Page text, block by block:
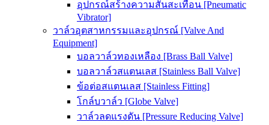
อุปกรณ์สร้างความสั่นสะเทือน [Pneumatic
Vibrator]
วาล์วอุตสาหกรรมและอุปกรณ์ [Valve And
Equipment]
บอลวาล์วทองเหลือง [Brass Ball Valve]
บอลวาล์วสแตนเลส [Stainless Ball Valve]
ข้อต่อสแตนเลส [Stainless Fitting]
โกล์บวาล์ว [Globe Valve]
วาล์วลดแรงดัน [Pressure Reducing Valve]